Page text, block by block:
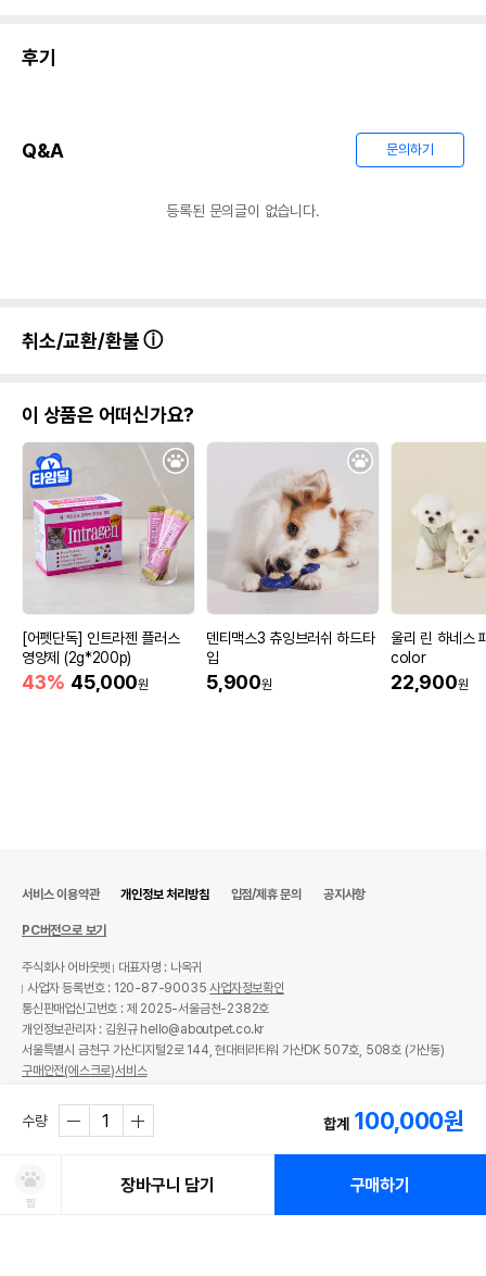
후기
Q&A 문의하기
등록된 문의글이 없습니다.
취소/교환/환불
이 상품은 어떠신가요?
[어펫단독] 인트라젠 플러스
영양제 (2g*200p)
43% 45,000원
덴티맥스3 츄잉브러쉬 하드타
입
5,900원
울리 린 하네스
color
22,900원
수량 합계 100,000원
찜
장바구니 담기 구매하기
서비스 이용약관 개인정보 처리방침 입점/제휴 문의 공지사항
PC버전으로 보기
주식회사 어바웃펫
대표자명 : 나옥귀
사업자 등록번호 : 120-87-90035사업자정보확인
통신판매업신고번호 : 제 2025-서울금천-2382호
개인정보관리자 : 김원규 hello@aboutpet.co.kr
서울특별시 금천구 가산디지털2로 144, 현대테라타워 가산DK 507호, 508호 (가산동)
구매안전(에스크로)서비스